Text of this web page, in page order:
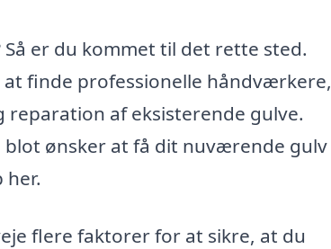
er du kommet til det rette sted.
finde professionelle håndværkere,
af eksisterende gulve.
blot ønsker at få dit nuværende gulv
flere faktorer for at sikre, at du